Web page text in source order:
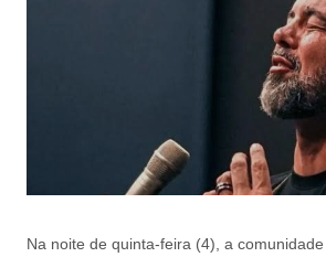
Na noite de quinta-feira (4), a